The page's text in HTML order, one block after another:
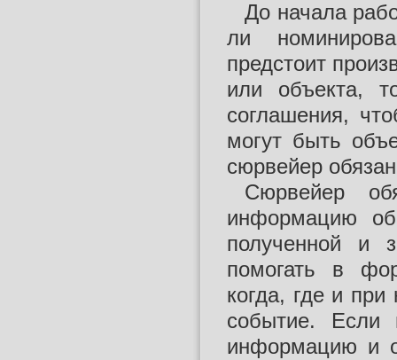
До начала
ли
предстоит
или объекта,
соглашения,
могут быть
сюрвейер
Сюрвейер
информацию
полученной и
помогать в
когда, где и при
событие. Если
информацию и